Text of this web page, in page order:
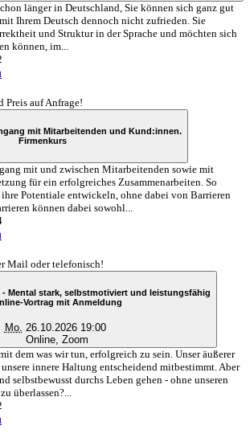
länger in Deutschland, Sie können sich ganz gut
Ihrem Deutsch dennoch nicht zufrieden. Sie
und Struktur in der Sprache und möchten sich
können, im...
Preis auf Anfrage!
mit Mitarbeitenden und Kund:innen.
Firmenkurs
mit und zwischen Mitarbeitenden sowie mit
für ein erfolgreiches Zusammenarbeiten. So
Potentiale entwickeln, ohne dabei von Barrieren
können dabei sowohl...
Mail oder telefonisch!
Mental stark, selbstmotiviert und leistungsfähig
Vortrag mit Anmeldung
Mo. 26.10.2026 19:00
Online, Zoom
dem was wir tun, erfolgreich zu sein. Unser äußerer
innere Haltung entscheidend mitbestimmt. Aber
selbstbewusst durchs Leben gehen - ohne unseren
überlassen?...